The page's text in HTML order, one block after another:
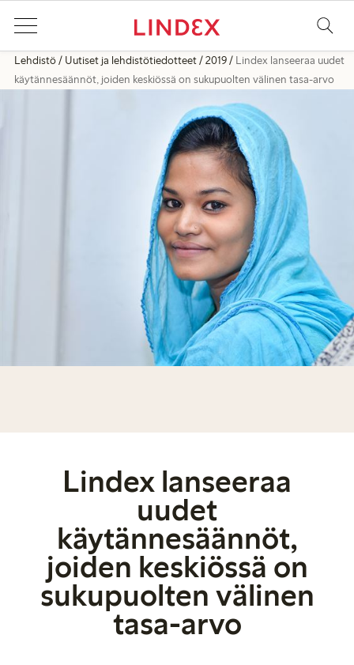
Lehdistö Uutiset ja lehdistötiedotteet 2019
Lindex lanseeraa uudet
käytännesäännöt, joiden keskiössä on sukupuolten välinen tasa-arvo
Lindex lanseeraa
uudet
käytännesäännöt,
joiden keskiössä on
sukupuolten välinen
tasa-arvo